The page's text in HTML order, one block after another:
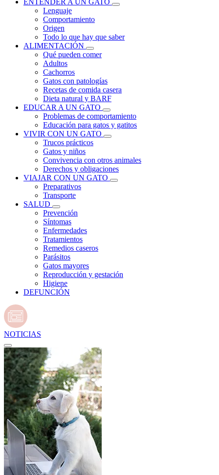
ENTENDER A UN GATO
Lenguaje
Comportamiento
Origen
Todo lo que hay que saber
ALIMENTACIÓN
Qué pueden comer
Adultos
Cachorros
Gatos con patologías
Recetas de comida casera
Dieta natural y BARF
EDUCAR A UN GATO
Problemas de comportamiento
Educación para gatos y gatitos
VIVIR CON UN GATO
Trucos prácticos
Gatos y niños
Convivencia con otros animales
Derechos y obligaciones
VIAJAR CON UN GATO
Preparativos
Transporte
SALUD
Prevención
Síntomas
Enfermedades
Tratamientos
Remedios caseros
Parásitos
Gatos mayores
Reproducción y gestación
Higiene
DEFUNCIÓN
NOTICIAS